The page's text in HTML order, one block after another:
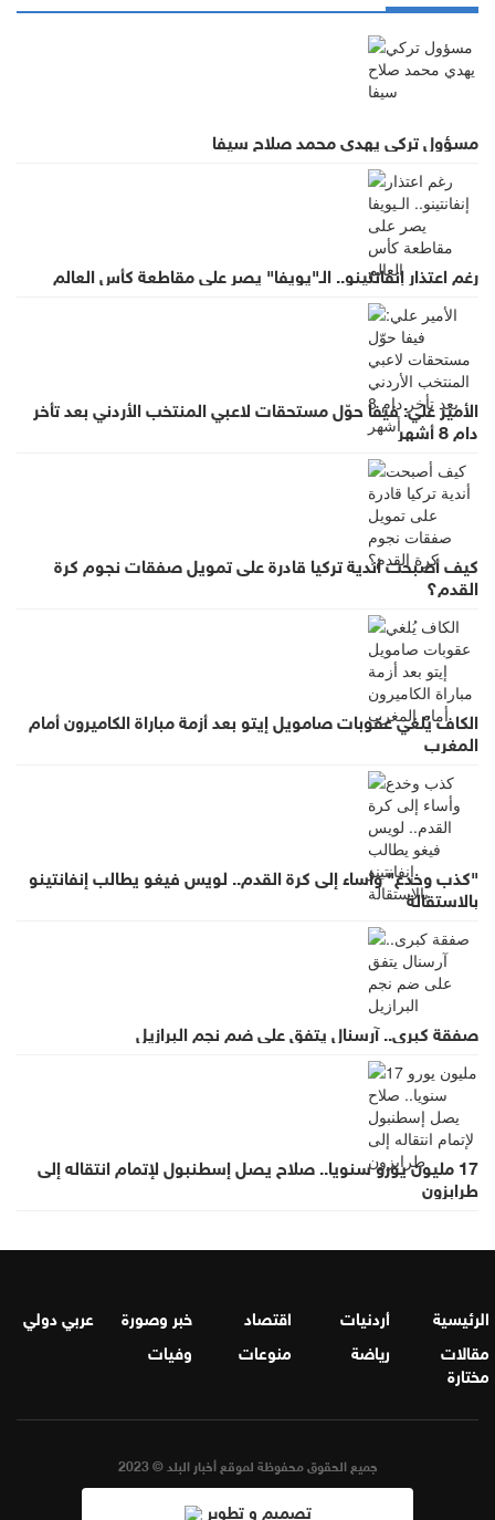
مسؤول تركي يهدي محمد صلاح سيفا
رغم اعتذار إنفانتينو.. الـ"يويفا" يصر على مقاطعة كأس العالم
الأمير علي: فيفا حوّل مستحقات لاعبي المنتخب الأردني بعد تأخر
دام 8 أشهر
كيف أصبحت أندية تركيا قادرة على تمويل صفقات نجوم كرة
القدم؟
الكاف يُلغي عقوبات صامويل إيتو بعد أزمة مباراة الكاميرون أمام
المغرب
"كذب وخدع" وأساء إلى كرة القدم.. لويس فيغو يطالب إنفانتينو
بالاستقالة
صفقة كبرى.. آرسنال يتفق على ضم نجم البرازيل
17 مليون يورو سنويا.. صلاح يصل إسطنبول لإتمام انتقاله إلى
طرابزون
الرئيسية أردنيات اقتصاد خبر وصورة
عربي دولي
مقالات
مختارة
رياضة منوعات وفيات
جميع الحقوق محفوظة لموقع أخبار البلد © 2023
تصميم و تطوير